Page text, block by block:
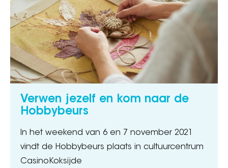
Verwen jezelf en kom naar de
Hobbybeurs
In het weekend van 6 en 7 november 2021
vindt de Hobbybeurs plaats in cultuurcentrum
CasinoKoksijde